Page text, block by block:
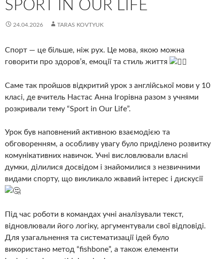
SPORT IN OUR LIFE
24.04.2026 TARAS KOVTYUK
Спорт — це більше, ніж рух. Це мова, якою можна
говорити про здоров’я, емоції та стиль життя
Саме так пройшов відкритий урок з англійської мови у 10
класі, де вчитель Настас Анна Ігорівна разом з учнями
розкривали тему “Sport in Our Life”.
Урок був наповнений активною взаємодією та
обговоренням, а особливу увагу було приділено розвитку
комунікативних навичок. Учні висловлювали власні
думки, ділилися досвідом і знайомилися з незвичними
видами спорту, що викликало жвавий інтерес і дискусії
Під час роботи в командах учні аналізували текст,
відновлювали його логіку, аргументували свої відповіді.
Для узагальнення та систематизації ідей було
використано метод “fishbone”, а також елементи